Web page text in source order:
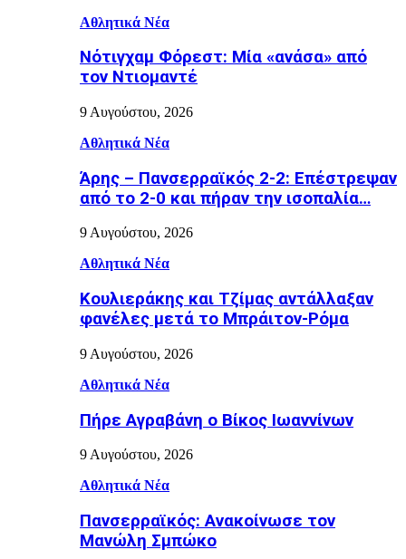
Αθλητικά Νέα
Νότιγχαμ Φόρεστ: Μία «ανάσα» από
τον Ντιομαντέ
9 Αυγούστου, 2026
Αθλητικά Νέα
Άρης – Πανσερραϊκός 2-2: Επέστρεψαν
από το 2-0 και πήραν την ισοπαλία…
9 Αυγούστου, 2026
Αθλητικά Νέα
Κουλιεράκης και Τζίμας αντάλλαξαν
φανέλες μετά το Μπράιτον-Ρόμα
9 Αυγούστου, 2026
Αθλητικά Νέα
Πήρε Αγραβάνη ο Βίκος Ιωαννίνων
9 Αυγούστου, 2026
Αθλητικά Νέα
Πανσερραϊκός: Ανακοίνωσε τον
Μανώλη Σμπώκο